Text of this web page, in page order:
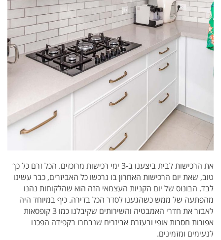
את הרכישות לבית ביצענו ב-3 ימי רכישות מרוכזים. הכל זרם כל כך
טוב, שאת יום הרכישות האחרון בו נרכשו כל האביזרים, כבר עשינו
לבד. הבונוס של יום הקניות העצמאי הזה הוא שהלקוחות נהנו
מהפתעה של ממש כשהגענו לסדר הכל בדירה. כיף במיוחד היה
לאבזר את חדרי האמבטיה והשירותים שקיבלנו כמו 3 קופסאות
אפורות חסרות אופי ובעזרת אביזרים שנבחרו בקפידה הפכנו
לנעימים ומזמינים.